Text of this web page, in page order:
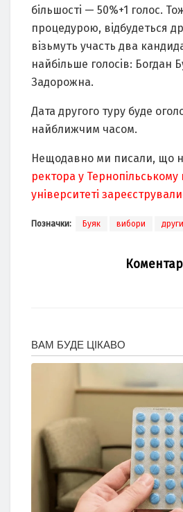
бiльшостi — 50%+1 голос.
процедурою, вiдбудеться
вiзьмуть участь два
найбiльше голосiв: Богдан
Задорожна.
Дата другого туру буде
найближчим часом.
Нещодавно ми писали, що
ректора у Тернопільському
університеті
Позначки: Буяк вибори